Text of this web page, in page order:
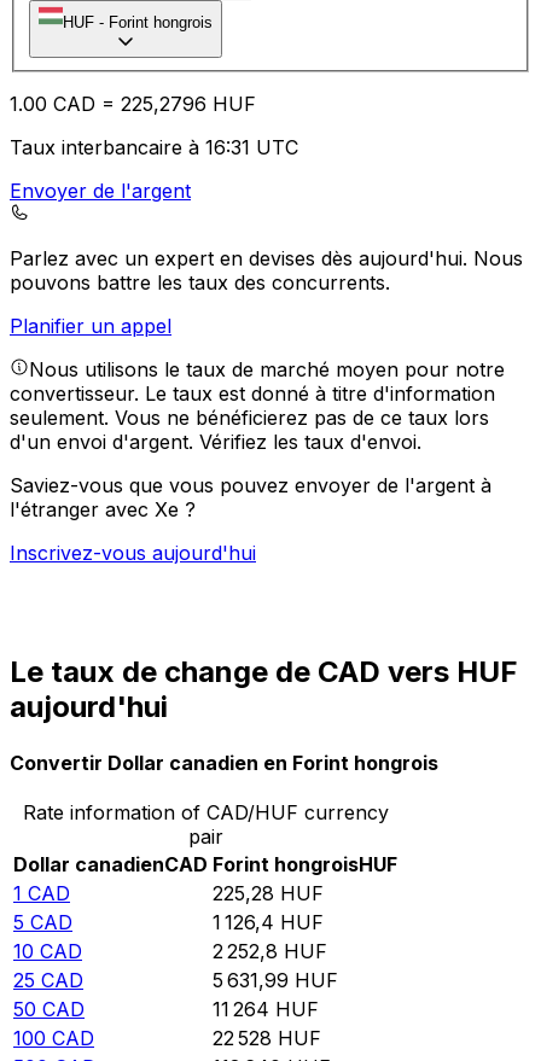
HUF - Forint hongrois
1.00 CAD = 225,2796 HUF
Taux interbancaire à 16:31 UTC
Envoyer de l'argent
Parlez avec un expert en devises dès aujourd'hui. Nous
pouvons battre les taux des concurrents.
Planifier un appel
Nous utilisons le taux de marché moyen pour notre
convertisseur. Le taux est donné à titre d'information
seulement. Vous ne bénéficierez pas de ce taux lors
d'un envoi d'argent. Vérifiez les taux d'envoi.
Saviez-vous que vous pouvez envoyer de l'argent à
l'étranger avec Xe ?
Inscrivez-vous aujourd'hui
Le taux de change de CAD vers HUF
aujourd'hui
Convertir Dollar canadien en Forint hongrois
Rate information of CAD/HUF currency
pair
Dollar canadienCAD Forint hongroisHUF
1 CAD 225,28 HUF
5 CAD 1 126,4 HUF
10 CAD 2 252,8 HUF
25 CAD 5 631,99 HUF
50 CAD 11 264 HUF
100 CAD 22 528 HUF